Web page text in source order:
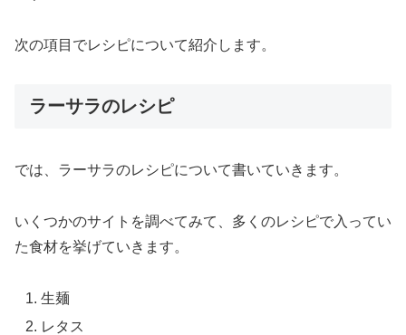
次の項目でレシピについて紹介します。
ラーサラのレシピ
では、ラーサラのレシピについて書いていきます。
いくつかのサイトを調べてみて、多くのレシピで入ってい
た食材を挙げていきます。
生麺
レタス